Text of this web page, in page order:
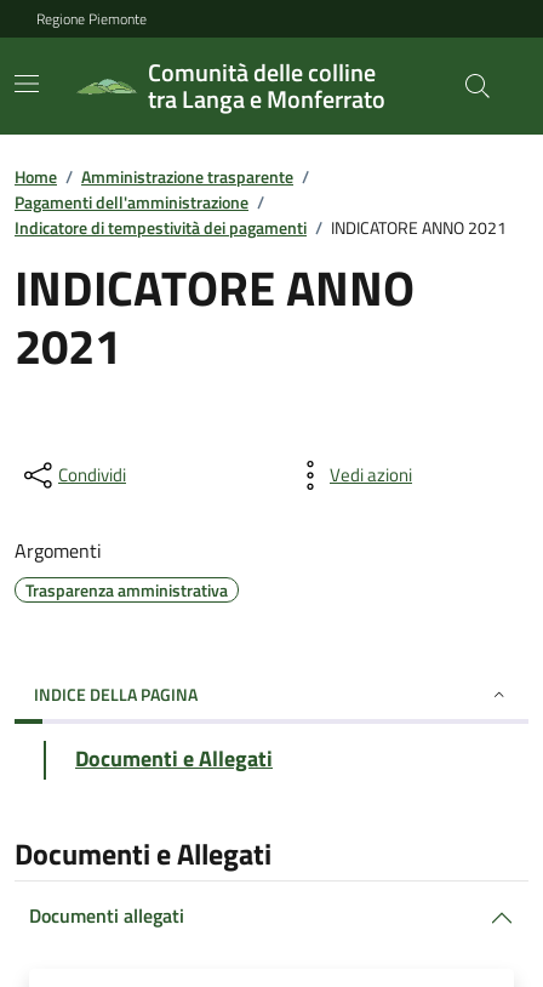
Regione Piemonte
Comunità delle colline
tra Langa e Monferrato
Home / Amministrazione trasparente /
Pagamenti dell'amministrazione /
Indicatore di tempestività dei pagamenti / INDICATORE ANNO 2021
INDICATORE ANNO
2021
Condividi Vedi azioni
Argomenti
Trasparenza amministrativa
INDICE DELLA PAGINA
Documenti e Allegati
Documenti e Allegati
Documenti allegati